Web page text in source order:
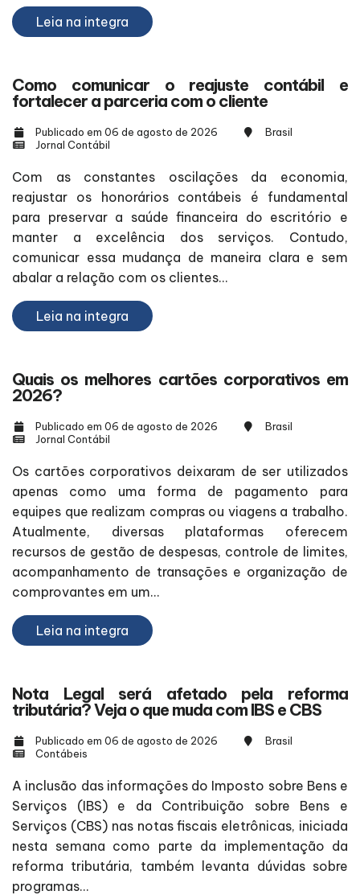
Leia na integra
Como comunicar o reajuste contábil e
fortalecer a parceria com o cliente
Publicado em 06 de agosto de 2026
Brasil
Jornal Contábil
Com as constantes oscilações da economia,
reajustar os honorários contábeis é fundamental
para preservar a saúde financeira do escritório e
manter a excelência dos serviços. Contudo,
comunicar essa mudança de maneira clara e sem
abalar a relação com os clientes...
Leia na integra
Quais os melhores cartões corporativos em
2026?
Publicado em 06 de agosto de 2026
Brasil
Jornal Contábil
Os cartões corporativos deixaram de ser utilizados
apenas como uma forma de pagamento para
equipes que realizam compras ou viagens a trabalho.
Atualmente, diversas plataformas oferecem
recursos de gestão de despesas, controle de limites,
acompanhamento de transações e organização de
comprovantes em um...
Leia na integra
Nota Legal será afetado pela reforma
tributária? Veja o que muda com IBS e CBS
Publicado em 06 de agosto de 2026
Brasil
Contábeis
A inclusão das informações do Imposto sobre Bens e
Serviços (IBS) e da Contribuição sobre Bens e
Serviços (CBS) nas notas fiscais eletrônicas, iniciada
nesta semana como parte da implementação da
reforma tributária, também levanta dúvidas sobre
programas...